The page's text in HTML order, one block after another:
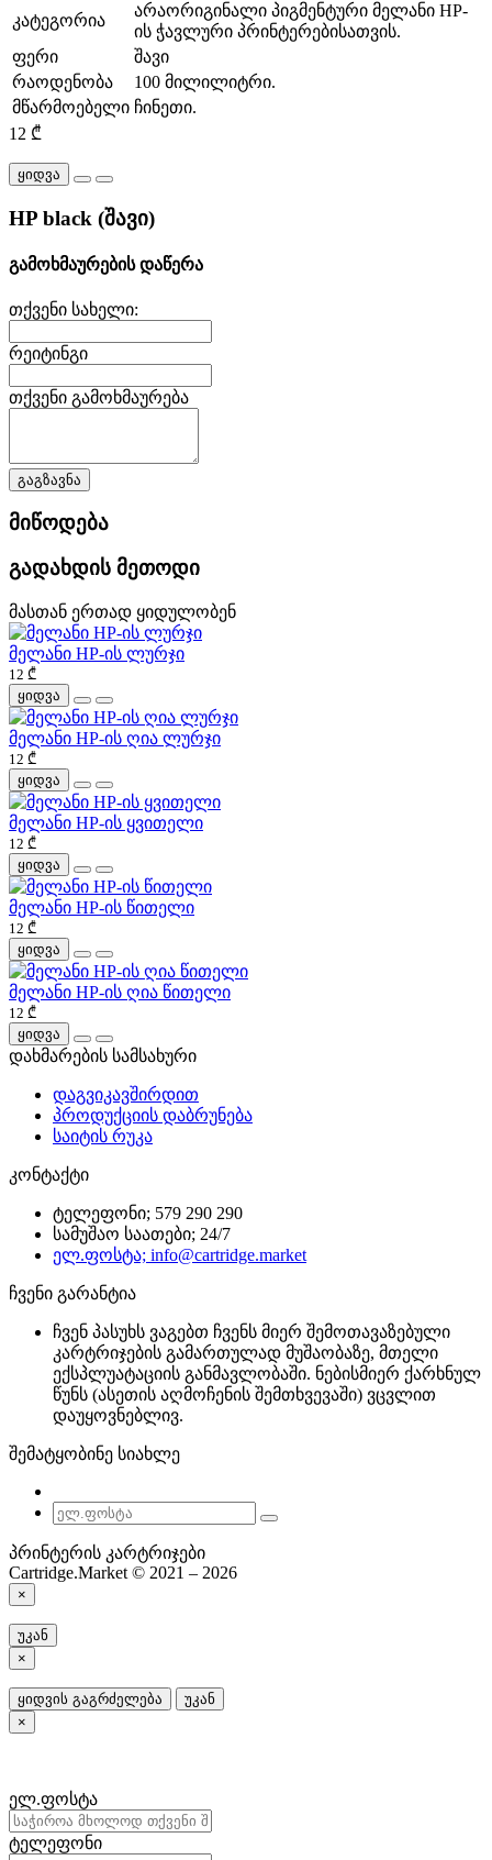
კატეგორია
არაორიგინალი პიგმენტური მელანი HP-
ის ჭავლური პრინტერებისათვის.
ფერი
შავი
რაოდენობა
100 მილილიტრი.
მწარმოებელი ჩინეთი.
12 ₾
ყიდვა
HP black (შავი)
გამოხმაურების დაწერა
თქვენი სახელი:
რეიტინგი
თქვენი გამოხმაურება
გაგზავნა
მიწოდება
გადახდის მეთოდი
მასთან ერთად ყიდულობენ
მელანი HP-ის ლურჯი
12 ₾
ყიდვა
მელანი HP-ის ღია ლურჯი
12 ₾
ყიდვა
მელანი HP-ის ყვითელი
12 ₾
ყიდვა
მელანი HP-ის წითელი
12 ₾
ყიდვა
მელანი HP-ის ღია წითელი
12 ₾
ყიდვა
დახმარების სამსახური
დაგვიკავშირდით
პროდუქციის დაბრუნება
საიტის რუკა
კონტაქტი
ტელეფონი; 579 290 290
სამუშაო საათები; 24/7
ელ.ფოსტა; info@cartridge.market
ჩვენი გარანტია
ჩვენ პასუხს ვაგებთ ჩვენს მიერ შემოთავაზებული
კარტრიჯების გამართულად მუშაობაზე, მთელი
ექსპლუატაციის განმავლობაში. ნებისმიერ ქარხნულ
წუნს (ასეთის აღმოჩენის შემთხვევაში) ვცვლით
დაუყოვნებლივ.
შემატყობინე სიახლე
პრინტერის კარტრიჯები
Cartridge.Market © 2021 – 2026
×
უკან
×
ყიდვის გაგრძელება
უკან
×
ელ.ფოსტა
ტელეფონი